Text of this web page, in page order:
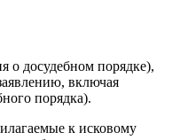
досудебном порядке),
включая
порядка).
к исковому